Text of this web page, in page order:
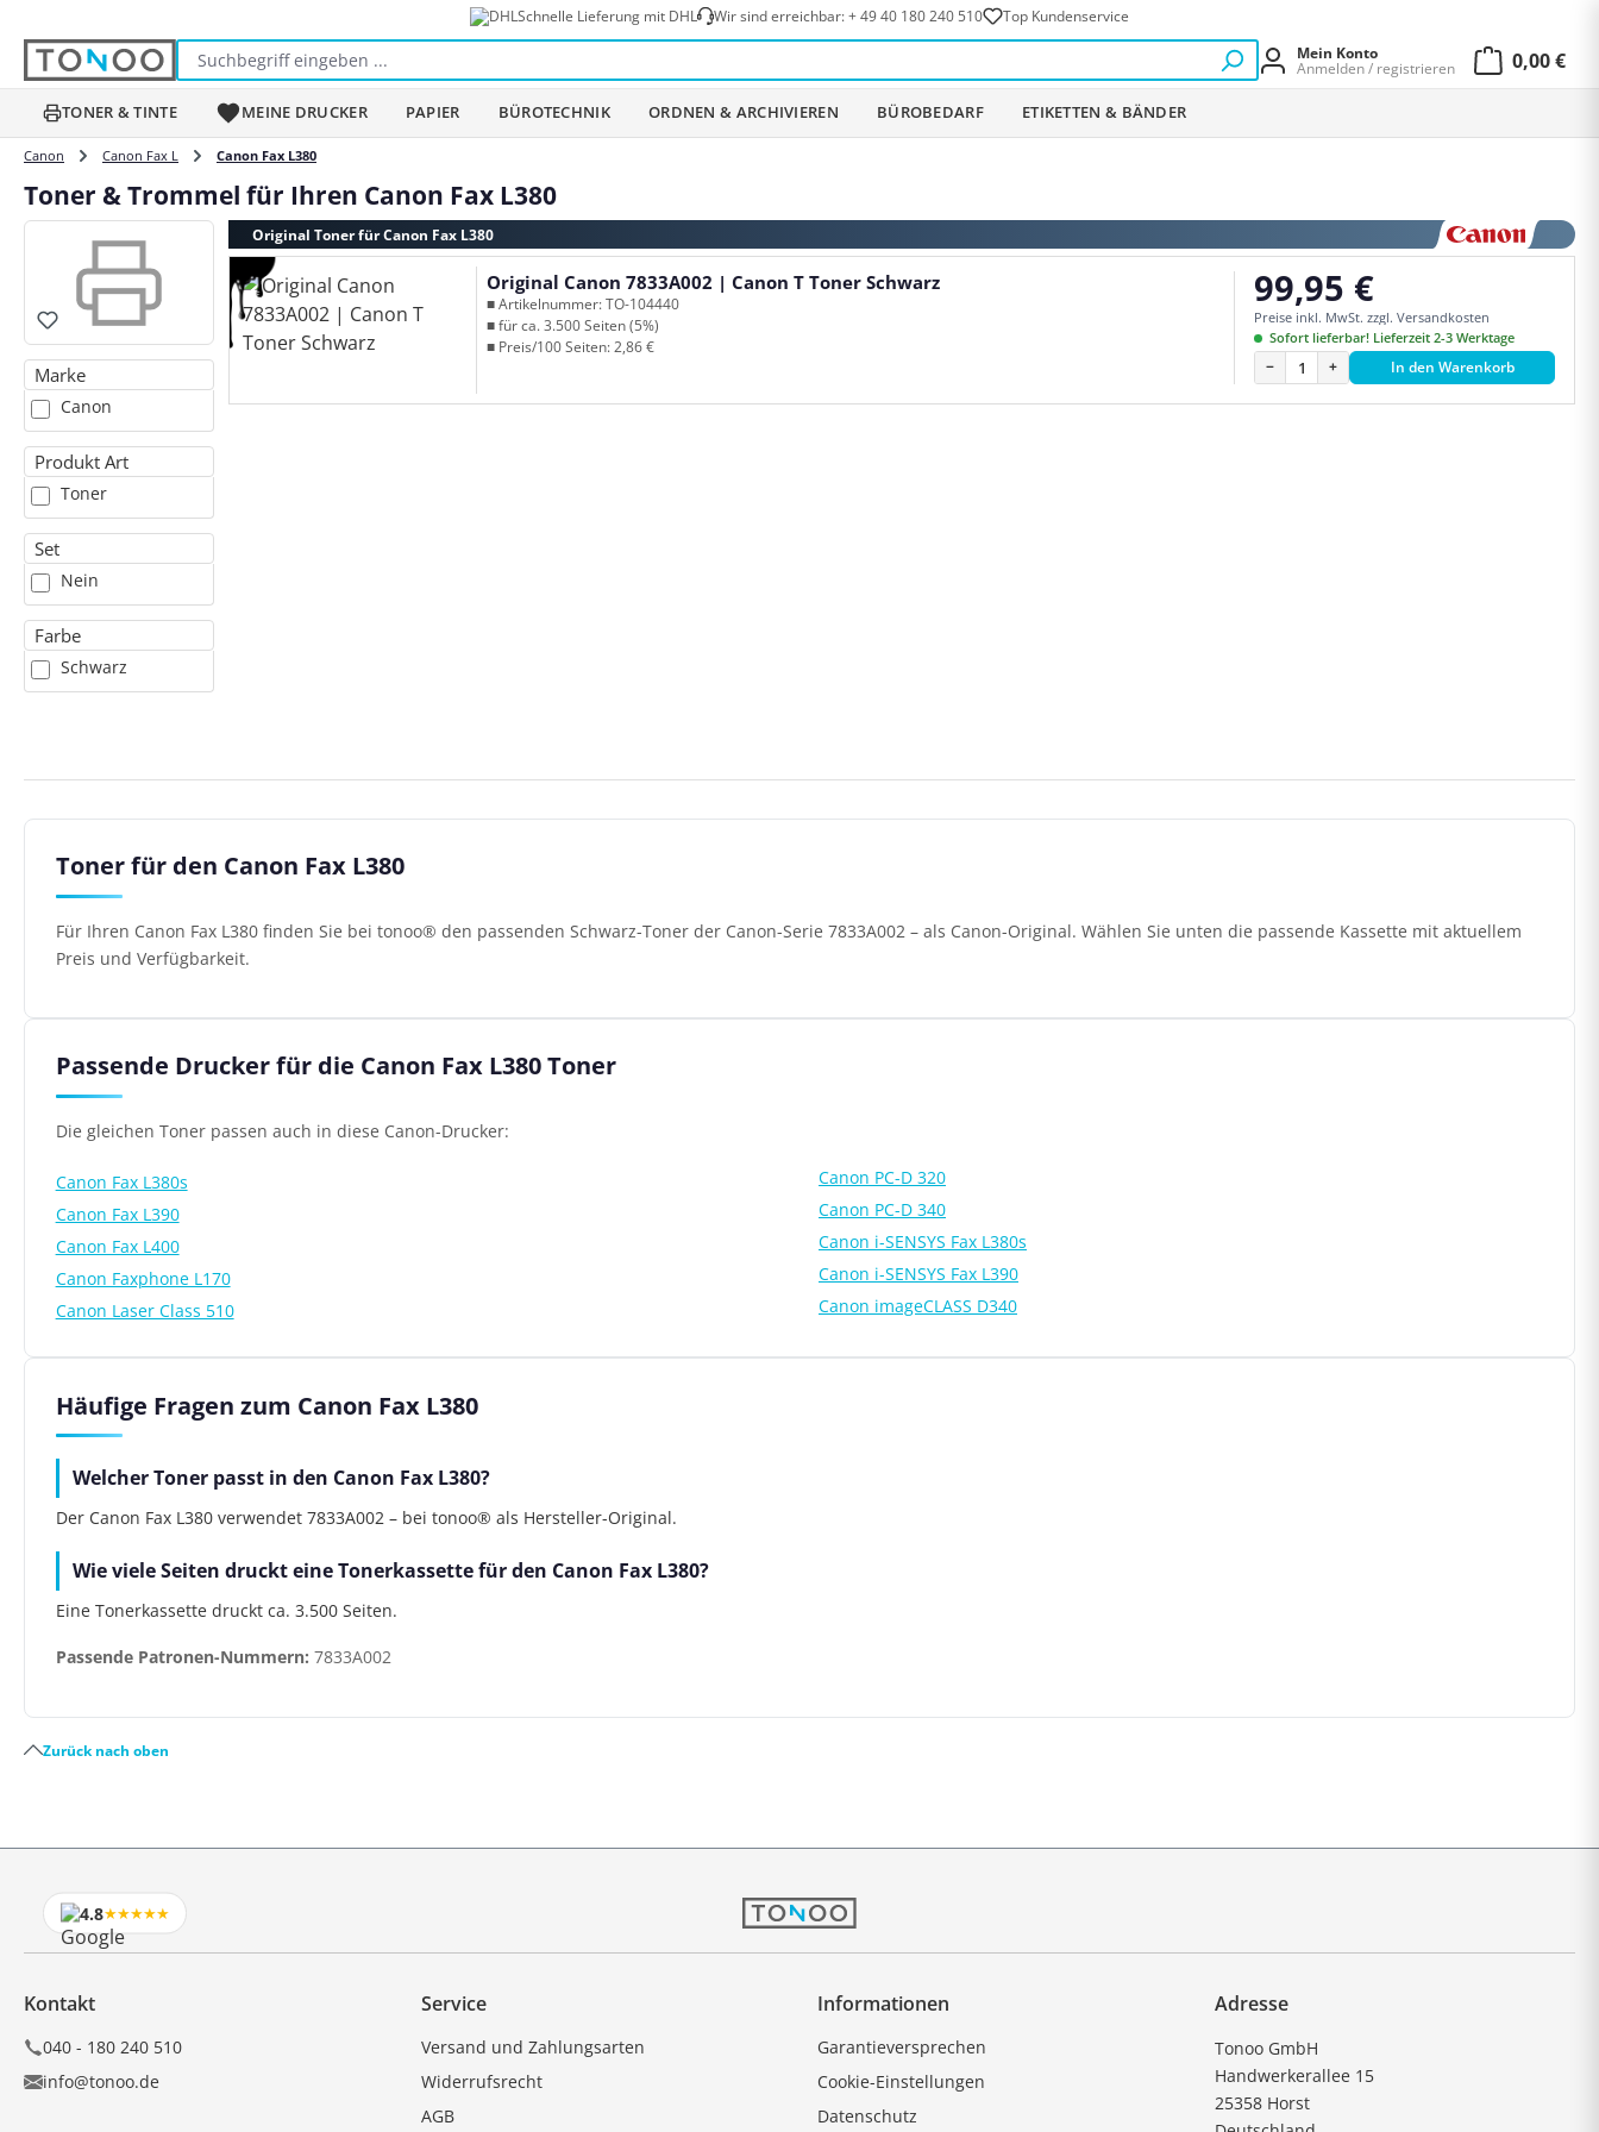
Schnelle Lieferung mit DHL Wir sind erreichbar:+ 49 40 180 240 510 Top Kundenservice
Mein Konto
Anmelden / registrieren
0,00 €
TONER & TINTE MEINE DRUCKER PAPIER BÜROTECHNIK ORDNEN & ARCHIVIEREN BÜROBEDARF ETIKETTEN & BÄNDER
Canon Canon Fax L Canon Fax L380
Toner & Trommel für Ihren Canon Fax L380
Marke
Canon
Produkt Art
Toner
Set
Nein
Farbe
Schwarz
Original Toner für Canon Fax L380
Original Canon 7833A002 | Canon T Toner Schwarz
■ Artikelnummer: TO-104440
■ für ca. 3.500 Seiten (5%)
■ Preis/100 Seiten: 2,86 €
Regulärer Preis:
99,95 €
Preise inkl. MwSt. zzgl. Versandkosten
Sofort lieferbar! Lieferzeit 2-3 Werktage
− + In den Warenkorb
Toner für den Canon Fax L380
Für Ihren Canon Fax L380 finden Sie bei tonoo® den passenden Schwarz-Toner der Canon-Serie 7833A002 – als Canon-Original. Wählen Sie unten die passende Kassette mit aktuellem
Preis und Verfügbarkeit.
Passende Drucker für die Canon Fax L380 Toner
Die gleichen Toner passen auch in diese Canon-Drucker:
Canon Fax L380s
Canon Fax L390
Canon Fax L400
Canon Faxphone L170
Canon Laser Class 510
Canon PC-D 320
Canon PC-D 340
Canon i-SENSYS Fax L380s
Canon i-SENSYS Fax L390
Canon imageCLASS D340
Häufige Fragen zum Canon Fax L380
Welcher Toner passt in den Canon Fax L380?
Der Canon Fax L380 verwendet 7833A002 – bei tonoo® als Hersteller-Original.
Wie viele Seiten druckt eine Tonerkassette für den Canon Fax L380?
Eine Tonerkassette druckt ca. 3.500 Seiten.
Passende Patronen-Nummern: 7833A002
Zurück nach oben
4.8★★★★★
Kontakt
040 - 180 240 510
info@tonoo.de
Service
Versand und Zahlungsarten
Widerrufsrecht
AGB
Informationen
Garantieversprechen
Cookie-Einstellungen
Datenschutz
Adresse
Tonoo GmbH
Handwerkerallee 15
25358 Horst